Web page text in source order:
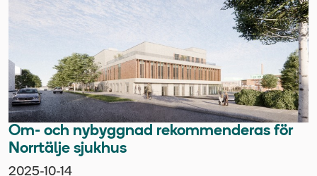
Om- och nybyggnad rekommenderas för
Norrtälje sjukhus
2025-10-14